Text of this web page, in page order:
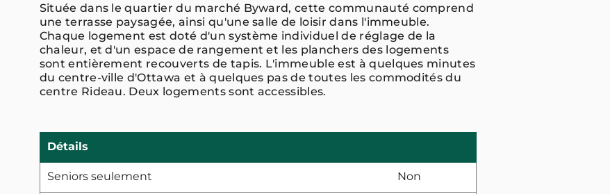
Située dans le quartier du marché Byward, cette communauté comprend
une terrasse paysagée, ainsi qu'une salle de loisir dans l'immeuble.
Chaque logement est doté d'un système individuel de réglage de la
chaleur, et d'un espace de rangement et les planchers des logements
sont entièrement recouverts de tapis. L'immeuble est à quelques minutes
du centre-ville d'Ottawa et à quelques pas de toutes les commodités du
centre Rideau. Deux logements sont accessibles.
Détails
Seniors seulement Non